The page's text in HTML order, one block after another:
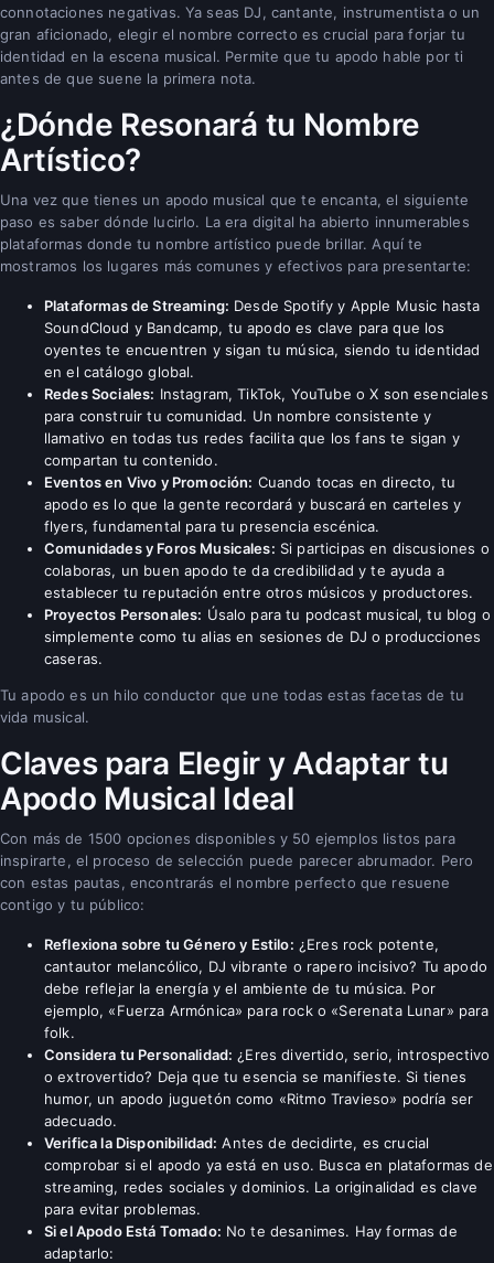
connotaciones negativas. Ya seas DJ, cantante, instrumentista o un
gran aficionado, elegir el nombre correcto es crucial para forjar tu
identidad en la escena musical. Permite que tu apodo hable por ti
antes de que suene la primera nota.
¿Dónde Resonará tu Nombre
Artístico?
Una vez que tienes un apodo musical que te encanta, el siguiente
paso es saber dónde lucirlo. La era digital ha abierto innumerables
plataformas donde tu nombre artístico puede brillar. Aquí te
mostramos los lugares más comunes y efectivos para presentarte:
Plataformas de Streaming: Desde Spotify y Apple Music hasta
SoundCloud y Bandcamp, tu apodo es clave para que los
oyentes te encuentren y sigan tu música, siendo tu identidad
en el catálogo global.
Redes Sociales: Instagram, TikTok, YouTube o X son esenciales
para construir tu comunidad. Un nombre consistente y
llamativo en todas tus redes facilita que los fans te sigan y
compartan tu contenido.
Eventos en Vivo y Promoción: Cuando tocas en directo, tu
apodo es lo que la gente recordará y buscará en carteles y
flyers, fundamental para tu presencia escénica.
Comunidades y Foros Musicales: Si participas en discusiones o
colaboras, un buen apodo te da credibilidad y te ayuda a
establecer tu reputación entre otros músicos y productores.
Proyectos Personales: Úsalo para tu podcast musical, tu blog o
simplemente como tu alias en sesiones de DJ o producciones
caseras.
Tu apodo es un hilo conductor que une todas estas facetas de tu
vida musical.
Claves para Elegir y Adaptar tu
Apodo Musical Ideal
Con más de 1500 opciones disponibles y 50 ejemplos listos para
inspirarte, el proceso de selección puede parecer abrumador. Pero
con estas pautas, encontrarás el nombre perfecto que resuene
contigo y tu público:
Reflexiona sobre tu Género y Estilo: ¿Eres rock potente,
cantautor melancólico, DJ vibrante o rapero incisivo? Tu apodo
debe reflejar la energía y el ambiente de tu música. Por
ejemplo, «Fuerza Armónica» para rock o «Serenata Lunar» para
folk.
Considera tu Personalidad: ¿Eres divertido, serio, introspectivo
o extrovertido? Deja que tu esencia se manifieste. Si tienes
humor, un apodo juguetón como «Ritmo Travieso» podría ser
adecuado.
Verifica la Disponibilidad: Antes de decidirte, es crucial
comprobar si el apodo ya está en uso. Busca en plataformas de
streaming, redes sociales y dominios. La originalidad es clave
para evitar problemas.
Si el Apodo Está Tomado: No te desanimes. Hay formas de
adaptarlo: